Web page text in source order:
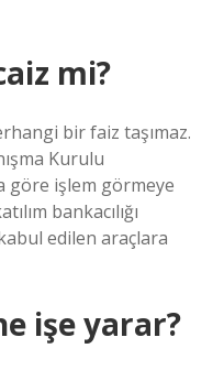
mi?
bir faiz taşımaz.
Kurulu
göre işlem görmeye
bankacılığı
edilen araçlara
işe yarar?